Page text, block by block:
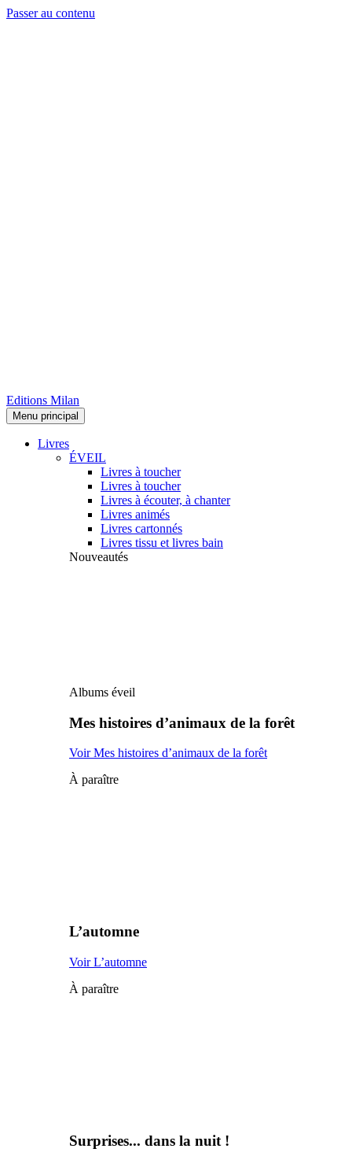
Passer au contenu
Editions Milan
Menu principal
Livres
ÉVEIL
Livres à toucher
Livres à toucher
Livres à écouter, à chanter
Livres animés
Livres cartonnés
Livres tissu et livres bain
Nouveautés
Albums éveil
Mes histoires d’animaux de la forêt
Voir Mes histoires d’animaux de la forêt
À paraître
L’automne
Voir L’automne
À paraître
Surprises... dans la nuit !